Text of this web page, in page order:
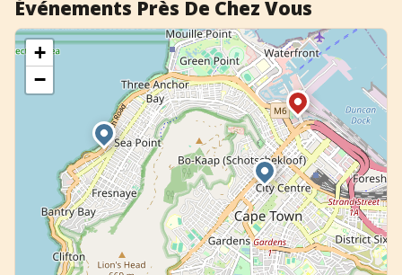
Événements Près De Chez Vous
+
−